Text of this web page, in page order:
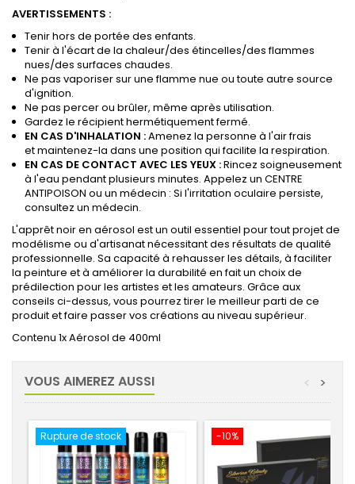
AVERTISSEMENTS :
Tenir hors de portée des enfants.
Tenir à l'écart de la chaleur/des étincelles/des flammes
nues/des surfaces chaudes.
Ne pas vaporiser sur une flamme nue ou toute autre source
d'ignition.
Ne pas percer ou brûler, même après utilisation.
Gardez le récipient hermétiquement fermé.
EN CAS D'INHALATION :Amenez la personne à l'air frais
et maintenez-la dans une position qui facilite la respiration.
EN CAS DE CONTACT AVEC LES YEUX :Rincez soigneusement
à l'eau pendant plusieurs minutes. Appelez un CENTRE
ANTIPOISON ou un médecin : Si l'irritation oculaire persiste,
consultez un médecin.
L'apprêt noir en aérosol est un outil essentiel pour tout projet de
modélisme ou d'artisanat nécessitant des résultats de qualité
professionnelle. Sa capacité à rehausser les détails, à faciliter
la peinture et à améliorer la durabilité en fait un choix de
prédilection pour les artistes et les amateurs. Grâce aux
conseils ci-dessus, vous pourrez tirer le meilleur parti de ce
produit et faire passer vos créations au niveau supérieur.
Contenu 1x Aérosol de 400ml
VOUS AIMEREZ AUSSI >
<
Rupture de stock -10%